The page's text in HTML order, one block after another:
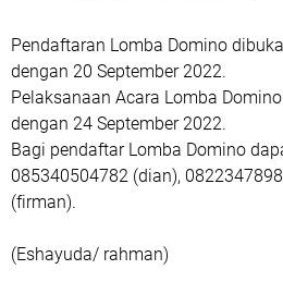
Pendaftaran Lomba Domino
dengan 20 September 2022.
Pelaksanaan Acara Lomba
dengan 24 September 2022.
Bagi pendaftar Lomba Domino
085340504782 (dian),
(firman).
(Eshayuda/ rahman)